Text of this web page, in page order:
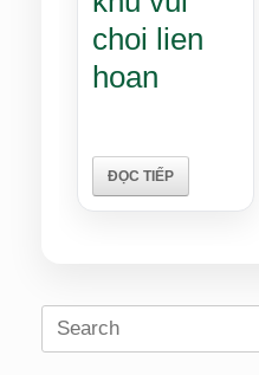
choi lien
hoan
ĐỌC TIẾP
Search